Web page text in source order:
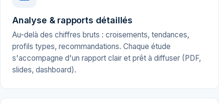
Analyse & rapports détaillés
Au-delà des chiffres bruts : croisements, tendances,
profils types, recommandations. Chaque étude
s'accompagne d'un rapport clair et prêt à diffuser (PDF,
slides, dashboard).